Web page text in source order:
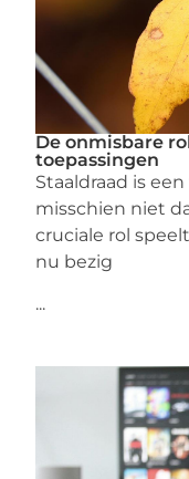
De onmisbare
toepassingen
Staaldraad is
misschien niet
cruciale rol
nu bezig
...